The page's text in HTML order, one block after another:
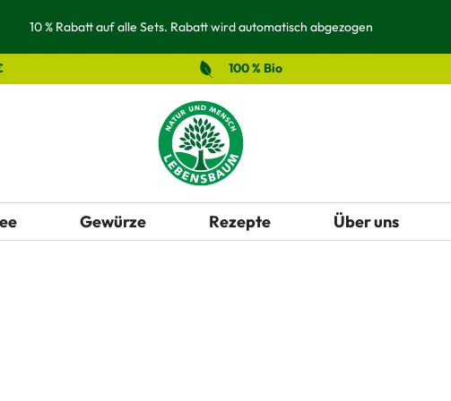
10 % Rabatt auf alle Sets. Rabatt wird automatisch abgezogen
100 % Bio
Gewürze Rezepte Über uns